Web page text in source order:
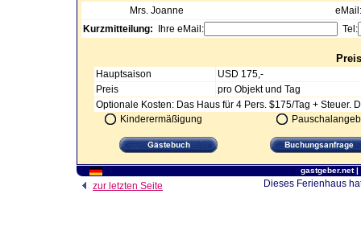
Mrs. Joanne
Kurzmitteilung: Ihre eMail: Tel:
Hauptsaison
USD 175,-
Preis
pro Objekt und Tag
Optionale Kosten: Das Haus für 4 Pers. $175/Tag + Steuer.
Kinderermäßigung
gastgeber.net|
zur letzten Seite Dieses Ferienhaus